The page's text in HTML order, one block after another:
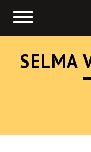
SELMA